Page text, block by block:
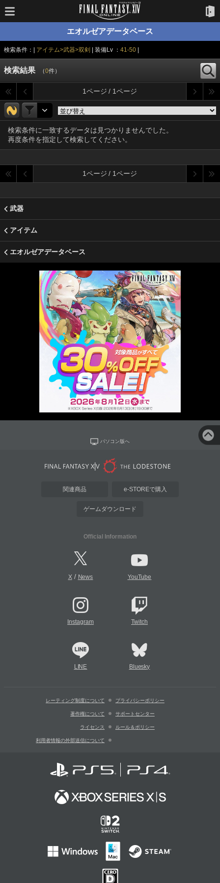
エオルゼアデータベース
検索条件：| アイテム>武器>双剣 | 装備Lv ： 41-50|
検索結果 （0件）
1ページ / 1ページ
検索条件に一致するデータは見つかりませんでした。
再度条件を指定して検索してください。
1ページ / 1ページ
武器
アイテム
エオルゼアデータベース
パソコン版へ
関連商品 e-STOREで購入
ゲームダウンロード
Official Information
X/ News YouTube
Instagram Twitch
LINE Bluesky
レーティング制度について プライバシーポリシー
著作権について サポートセンター
ライセンス ルール＆ポリシー
利用者情報の外部送信について